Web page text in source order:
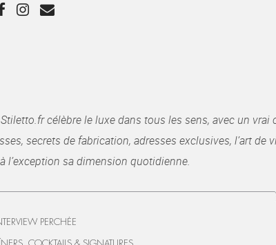
célèbre le luxe dans tous les sens, avec un vrai
secrets de fabrication, adresses exclusives, l’art de
l’exception sa dimension quotidienne.
PERCHÉE